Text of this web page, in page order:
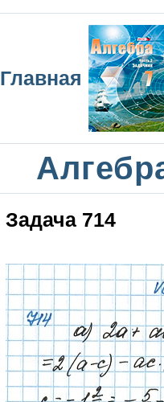
Главная
Задача 714